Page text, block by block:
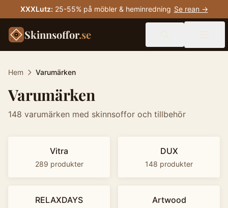
XXXLutz: 25-55% på möbler & heminredning Se rean →
Skinnsoffor.se
Hem Varumärken
Varumärken
148 varumärken med skinnsoffor och tillbehör
Vitra
289 produkter
DUX
148 produkter
RELAXDAYS Artwood